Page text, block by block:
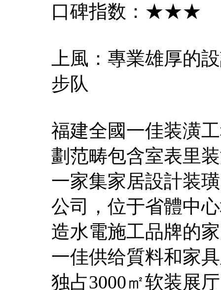
口碑指数：★★★
上風：專業雄厚的
步队
福建全國一佳装潢
劃范畴包含室表里
一家集家居設計装
公司，位于省體中
造水電施工品牌的
一佳供给質料和家
独占3000㎡软装展